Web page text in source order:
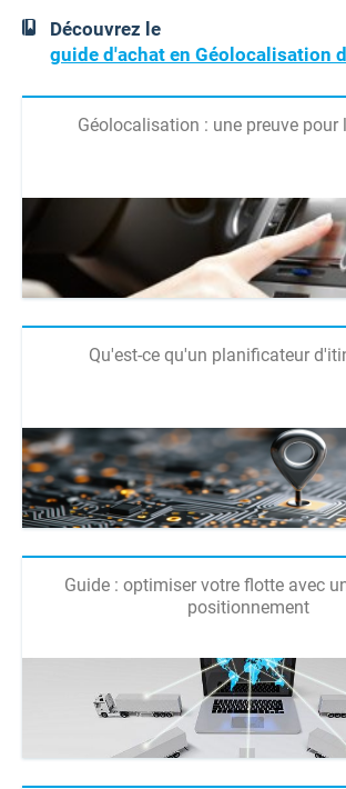
Découvrez le
guide d'achat en Géolocalisation
Géolocalisation : une preuve pour
Qu'est-ce qu'un planificateur
Guide : optimiser votre flotte avec
positionnement